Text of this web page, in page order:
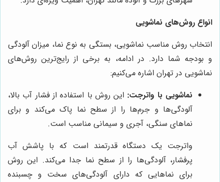
انواع روش‌های نماشویی
انتخاب روش مناسب نماشویی، بستگی به نوع نما، میزان آلودگی
و بودجه شما دارد. در ادامه، به برخی از رایج‌ترین روش‌های
نماشویی در تهران اشاره می‌کنیم:
نماشویی با واترجت: این روش با استفاده از فشار آب بالا،
آلودگی‌ها و جرم‌ها را از سطح نما پاک می‌کند و برای
نماهای سنگی، آجری و سیمانی مناسب است.
واترجت یک دستگاه قدرتمند است که با پاشش آب
پرفشار، آلودگی‌ها را از سطح نما جدا می‌کند. این روش
برای نماهایی که دارای آلودگی‌های سخت و چسبنده